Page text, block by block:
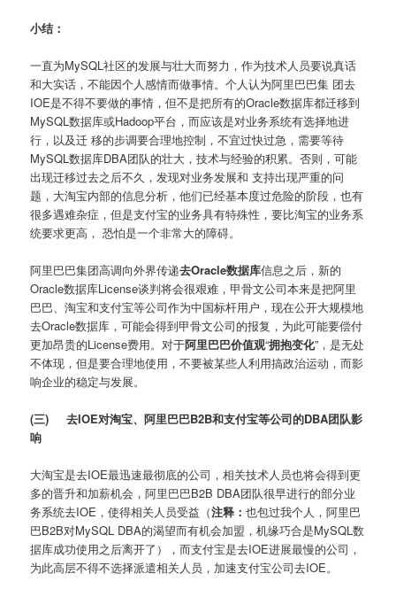
小结：
一直为MySQL社区的发展与壮大而努力，作为技术人员要说真话
和大实话，不能因个人感情而做事情。个人认为阿里巴巴集 团去
IOE是不得不要做的事情，但不是把所有的Oracle数据库都迁移到
MySQL数据库或Hadoop平台，而应该是对业务系统有选择地进
行，以及迁 移的步调要合理地控制，不宜过快过急，需要等待
MySQL数据库DBA团队的壮大，技术与经验的积累。否则，可能
出现迁移过去之后不久，发现对业务发展和 支持出现严重的问
题，大淘宝内部的信息分析，他们已经基本度过危险的阶段，也有
很多遇难杂症，但是支付宝的业务具有特殊性，要比淘宝的业务系
统要求更高， 恐怕是一个非常大的障碍。
阿里巴巴集团高调向外界传递去Oracle数据库信息之后，新的
Oracle数据库License谈判将会很艰难，甲骨文公司本来是把阿里
巴巴、淘宝和支付宝等公司作为中国标杆用户，现在公开大规模地
去Oracle数据库，可能会得到甲骨文公司的报复，为此可能要偿付
更加昂贵的License费用。对于阿里巴巴价值观“拥抱变化”，是无处
不体现，但是要合理地使用，不要被某些人利用搞政治运动，而影
响企业的稳定与发展。
(三)去IOE对淘宝、阿里巴巴B2B和支付宝等公司的DBA团队影
响
大淘宝是去IOE最迅速最彻底的公司，相关技术人员也将会得到更
多的晋升和加薪机会，阿里巴巴B2B DBA团队很早进行的部分业
务系统去IOE，使得相关人员受益（注释：也包过我个人，阿里巴
巴B2B对MySQL DBA的渴望而有机会加盟，机缘巧合是MySQL数
据库成功使用之后离开了），而支付宝是去IOE进展最慢的公司，
为此高层不得不选择派遣相关人员，加速支付宝公司去IOE。